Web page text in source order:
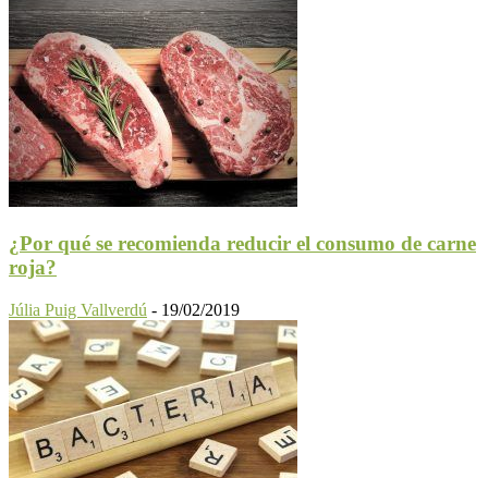
¿Por qué se recomienda reducir el consumo de carne
roja?
Júlia Puig Vallverdú - 19/02/2019